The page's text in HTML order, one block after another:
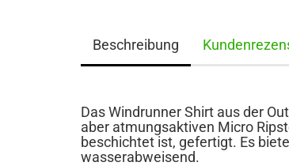
Beschreibung
Das Windrunner Shirt aus der
aber atmungsaktiven Micro
beschichtet ist, gefertigt. Es
wasserabweisend.